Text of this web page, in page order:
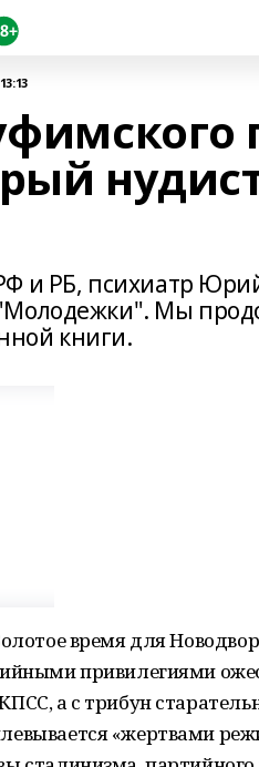
и РБ, психиатр
Мы
книги.
время для
привилегиями
а с трибун
«жертвами